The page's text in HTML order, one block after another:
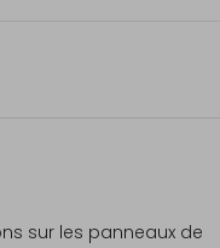
sur les panneaux de